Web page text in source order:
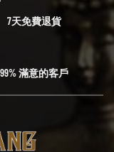
7天免費退貨
99% 滿意的客戶